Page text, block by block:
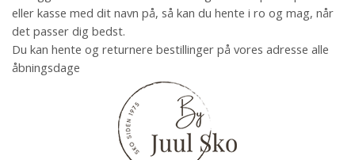
eller kasse med dit navn på, så kan du hente i ro og mag, når
det passer dig bedst.
Du kan hente og returnere bestillinger på vores adresse alle
åbningsdage